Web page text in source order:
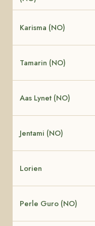
Karisma (NO)
Tamarin (NO)
Aas Lynet (NO)
Jentami (NO)
Lorien
Perle Guro (NO)